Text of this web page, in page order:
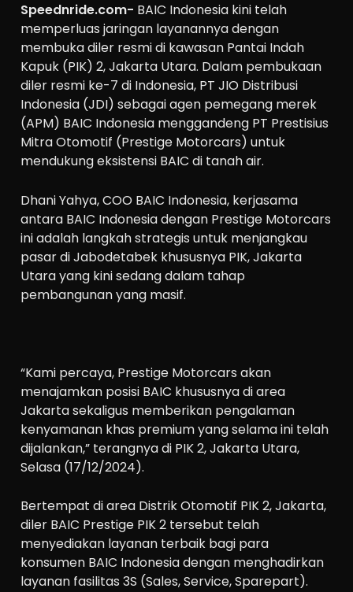
Speednride.com- BAIC Indonesia kini telah
memperluas jaringan layanannya dengan
membuka diler resmi di kawasan Pantai Indah
Kapuk (PIK) 2, Jakarta Utara. Dalam pembukaan
diler resmi ke-7 di Indonesia, PT JIO Distribusi
Indonesia (JDI) sebagai agen pemegang merek
(APM) BAIC Indonesia menggandeng PT Prestisius
Mitra Otomotif (Prestige Motorcars) untuk
mendukung eksistensi BAIC di tanah air.
Dhani Yahya, COO BAIC Indonesia, kerjasama
antara BAIC Indonesia dengan Prestige Motorcars
ini adalah langkah strategis untuk menjangkau
pasar di Jabodetabek khususnya PIK, Jakarta
Utara yang kini sedang dalam tahap
pembangunan yang masif.
“Kami percaya, Prestige Motorcars akan
menajamkan posisi BAIC khususnya di area
Jakarta sekaligus memberikan pengalaman
kenyamanan khas premium yang selama ini telah
dijalankan,” terangnya di PIK 2, Jakarta Utara,
Selasa (17/12/2024).
Bertempat di area Distrik Otomotif PIK 2, Jakarta,
diler BAIC Prestige PIK 2 tersebut telah
menyediakan layanan terbaik bagi para
konsumen BAIC Indonesia dengan menghadirkan
layanan fasilitas 3S (Sales, Service, Sparepart).